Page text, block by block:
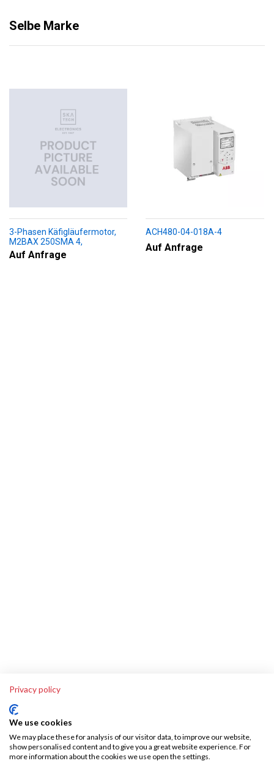
Selbe Marke
3-Phasen Käfigläufermotor,
M2BAX 250SMA 4,
+188+230+451+009
Auf Anfrage
ACH480-04-018A-4
Auf Anfrage
Privacy policy
We use cookies
We may place these for analysis of our visitor data, to improve our website,
show personalised content and to give you a great website experience. For
more information about the cookies we use open the settings.